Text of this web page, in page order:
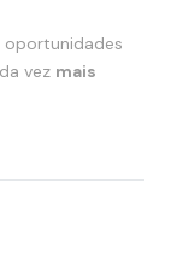
oportunidades
vez mais